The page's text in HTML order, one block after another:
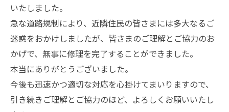
いたしました。
急な道路規制により、近隣住民の皆さまには多大なるご
迷惑をおかけしましたが、皆さまのご理解とご協力のお
かげで、無事に修理を完了することができました。
本当にありがとうございました。
今後も迅速かつ適切な対応を心掛けてまいりますので、
引き続きご理解とご協力のほど、よろしくお願いいたし